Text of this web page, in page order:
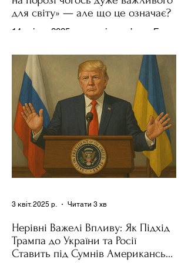
для світу» — але що це означає?
14 квітня 2025 року , в інтерв’ю на Fox
Трампа та бізнесмен Стів Віткофф
поділився враженнями після...
Нерівні Важелі Впливу: Як Підхід
Трампа до України та Росії
Ставить під Сумнів Американську
3 квіт. 2025 р. Читати 3 хв